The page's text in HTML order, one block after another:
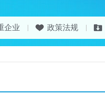
企业 政策法规